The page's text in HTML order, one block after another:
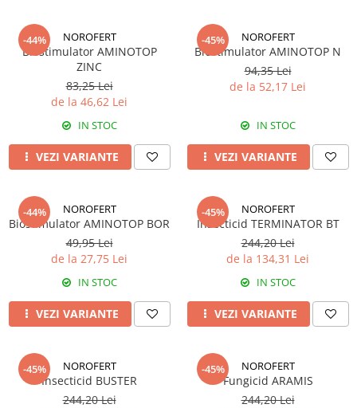
Adjuvanți
CEREALE DE PRIMĂVARĂ
Insecticide
Fertilizanți foliari
CEREALE DE TOAMNĂ
Erbicide
Fertilizanți foliari
CEREALE PĂIOASE
Tratament semințe
Fertilizanți foliari
Erbicide
CICOARE
Biostimulatori
Fertilizanți foliari
Dezinfectant sol
Fungicide
Fertilizanți foliari
SÂMBUROASE
Insecticide
Acaricide
Biostimulatori
Fertilizanți foliari
Adjuvanți
SEMINȚOASE
Acaricide
Biostimulatori
Fertilizanți foliari
-44% NOROFERT
Biostimulator AMINOTOP
ZINC
83,25 Lei
de la 46,62 Lei
IN STOC
VEZI VARIANTE
-45% NOROFERT
Biostimulator AMINOTOP N
94,35 Lei
de la 52,17 Lei
IN STOC
VEZI VARIANTE
-44% NOROFERT
Biostimulator AMINOTOP BOR
49,95 Lei
de la 27,75 Lei
IN STOC
VEZI VARIANTE
-45% NOROFERT
Insecticid TERMINATOR BT
244,20 Lei
de la 134,31 Lei
IN STOC
VEZI VARIANTE
-45% NOROFERT
Insecticid BUSTER
244,20 Lei
-45% NOROFERT
Fungicid ARAMIS
244,20 Lei